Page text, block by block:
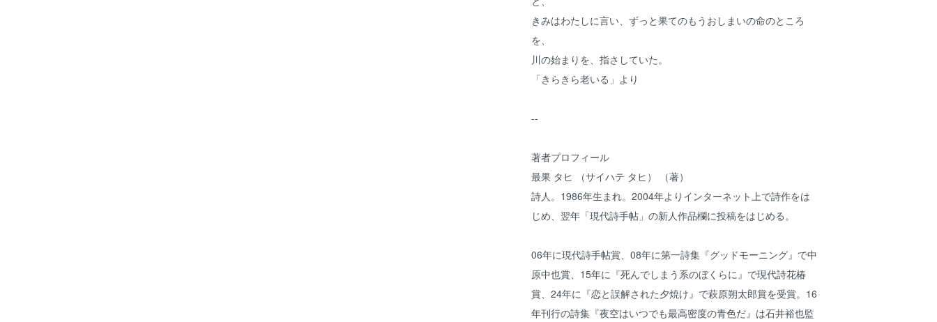
きみはわたしに言い、ずっと果てのもうおしまいの命のところ
を、
川の始まりを、指さしていた。
「きらきら老いる」より
--
著者プロフィール
最果 タヒ （サイハテ タヒ） （著）
詩人。1986年生まれ。2004年よりインターネット上で詩作をは
じめ、翌年「現代詩手帖」の新人作品欄に投稿をはじめる。
06年に現代詩手帖賞、08年に第一詩集『グッドモーニング』で中
原中也賞、15年に『死んでしまう系のぼくらに』で現代詩花椿
賞、24年に『恋と誤解された夕焼け』で萩原朔太郎賞を受賞。16
年刊行の詩集『夜空はいつでも最高密度の青色だ』は石井裕也監